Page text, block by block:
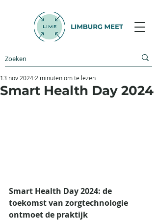
Smart Health Day 2024
13 nov 2024 2 minuten om te lezen
Smart Health Day 2024: de
toekomst van zorgtechnologie
ontmoet de praktijk